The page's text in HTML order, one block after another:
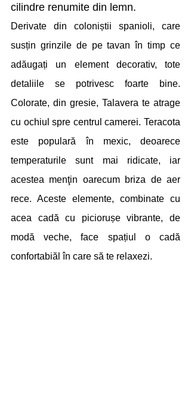
cilindre renumite din lemn.
Derivate din coloniștii spanioli, care
susțin grinzile de pe tavan în timp ce
adăugați un element decorativ, tote
detaliile se potrivesc foarte bine.
Colorate, din gresie, Talavera te atrage
cu ochiul spre centrul camerei. Teracota
este populară în mexic, deoarece
temperaturile sunt mai ridicate, iar
acestea menţin oarecum briza de aer
rece. Aceste elemente, combinate cu
acea cadă cu piciorușe vibrante, de
modă veche, face spațiul o cadă
confortabiăl în care să te relaxezi.